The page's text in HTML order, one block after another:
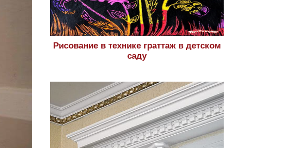
Рисование в технике граттаж в детском
саду